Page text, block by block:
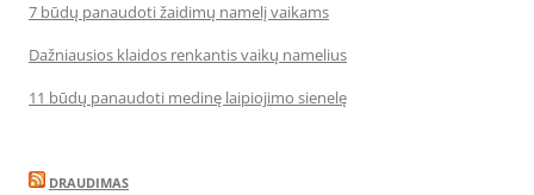
7 būdų panaudoti žaidimų namelį vaikams
Dažniausios klaidos renkantis vaikų namelius
11 būdų panaudoti medinę laipiojimo sienelę
DRAUDIMAS